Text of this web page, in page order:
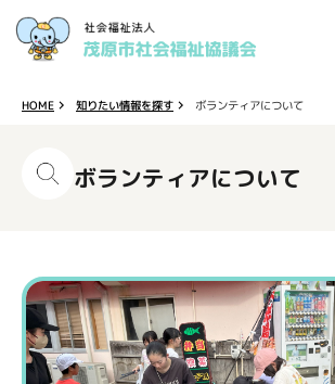
HOME 知りたい情報を探す ボランティアについて
ボランティアについて